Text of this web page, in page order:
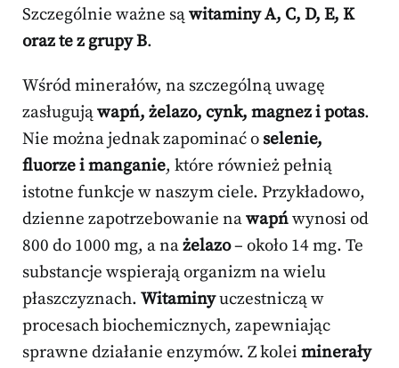
Szczególnie ważne sąwitaminy A, C, D, E, K
oraz te z grupy B.
Wśród minerałów, na szczególną uwagę
zasługująwapń, żelazo, cynk, magnez i potas.
Nie można jednak zapominać o selenie,
fluorze i manganie, które również pełnią
istotne funkcje w naszym ciele. Przykładowo,
dzienne zapotrzebowanie nawapńwynosi od
800 do 1000 mg, a nażelazo– około 14 mg. Te
substancje wspierają organizm na wielu
płaszczyznach. Witaminyuczestniczą w
procesach biochemicznych, zapewniając
sprawne działanie enzymów. Z kolei minerały